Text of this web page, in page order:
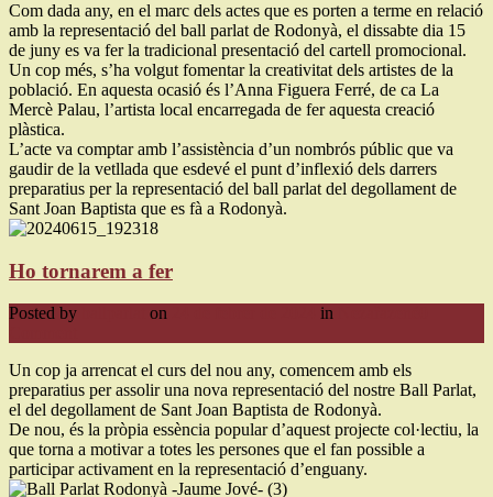
Com dada any, en el marc dels actes que es porten a terme en relació
amb la representació del ball parlat de Rodonyà, el dissabte dia 15
de juny es va fer la tradicional presentació del cartell promocional.
Un cop més, s’ha volgut fomentar la creativitat dels artistes de la
població. En aquesta ocasió és l’Anna Figuera Ferré, de ca La
Mercè Palau, l’artista local encarregada de fer aquesta creació
plàstica.
L’acte va comptar amb l’assistència d’un nombrós públic que va
gaudir de la vetllada que esdevé el punt d’inflexió dels darrers
preparatius per la representació del ball parlat del degollament de
Sant Joan Baptista que es fà a Rodonyà.
Ho tornarem a fer
Posted by on in
Un cop ja arrencat el curs del nou any, comencem amb els
preparatius per assolir una nova representació del nostre Ball Parlat,
el del degollament de Sant Joan Baptista de Rodonyà.
De nou, és la pròpia essència popular d’aquest projecte col·lectiu, la
que torna a motivar a totes les persones que el fan possible a
participar activament en la representació d’enguany.